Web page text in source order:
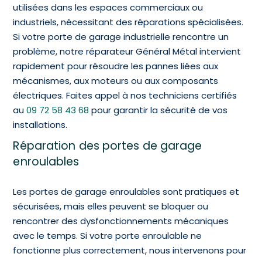
utilisées dans les espaces commerciaux ou
industriels, nécessitant des réparations spécialisées.
Si votre porte de garage industrielle rencontre un
problème, notre réparateur Général Métal intervient
rapidement pour résoudre les pannes liées aux
mécanismes, aux moteurs ou aux composants
électriques. Faites appel à nos techniciens certifiés
au09 72 58 43 68 pour garantir la sécurité de vos
installations.
Réparation des portes de garage
enroulables
Les portes de garage enroulables sont pratiques et
sécurisées, mais elles peuvent se bloquer ou
rencontrer des dysfonctionnements mécaniques
avec le temps. Si votre porte enroulable ne
fonctionne plus correctement, nous intervenons pour